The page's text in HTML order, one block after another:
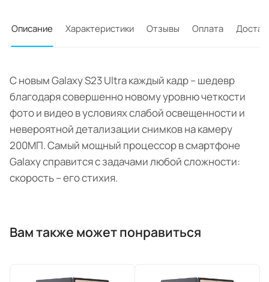
Описание Характеристики Отзывы Оплата
С новым Galaxy S23 Ultra каждый кадр – шедевр
благодаря совершенно новому уровню четкости
фото и видео в условиях слабой освещенности и
невероятной детализации снимков на камеру
200МП. Самый мощный процессор в смартфоне
Galaxy справится с задачами любой сложности:
скорость – его стихия.
Вам также может понравиться